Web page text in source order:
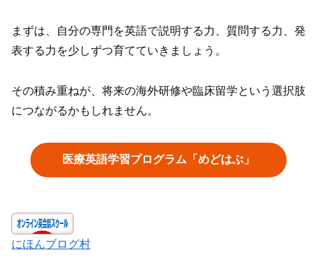
まずは、自分の専門を英語で説明する力、質問する力、発
表する力を少しずつ育てていきましょう。
その積み重ねが、将来の海外研修や臨床留学という選択肢
につながるかもしれません。
医療英語学習プログラム「めどはぶ」
にほんブログ村